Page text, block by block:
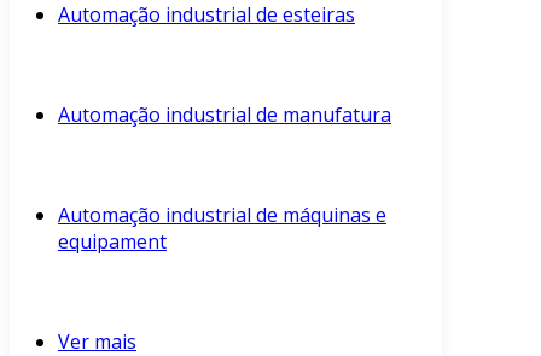
Automação industrial de esteiras
Automação industrial de manufatura
Automação industrial de máquinas e
equipament
Ver mais